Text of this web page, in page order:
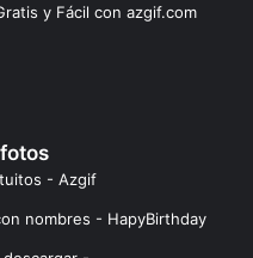
y Fácil con azgif.com
- Azgif
nombres - HapyBirthday